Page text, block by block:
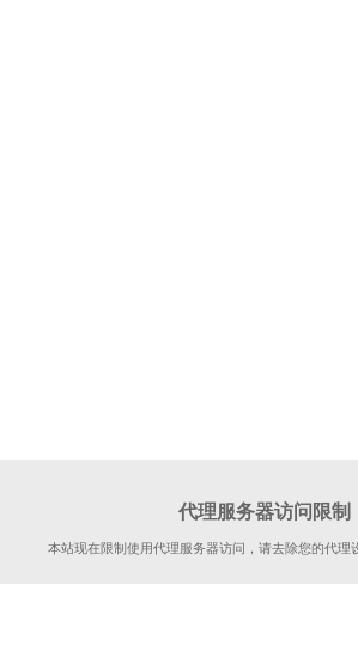
代理服务器访问限制
本站现在限制使用代理服务器访问，请去除您的代理